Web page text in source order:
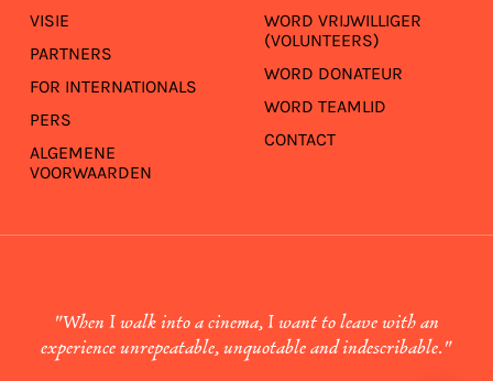
VISIE
PARTNERS
FOR INTERNATIONALS
PERS
ALGEMENE
VOORWAARDEN
WORD VRIJWILLIGER
(VOLUNTEERS)
WORD DONATEUR
WORD TEAMLID
CONTACT
"When I walk into a cinema, I want to leave with an
experience unrepeatable, unquotable and indescribable."